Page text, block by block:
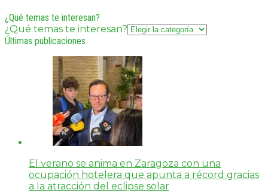
¿Qué temas te interesan?
¿Qué temas te interesan?
Últimas publicaciones
El verano se anima en Zaragoza con una
ocupación hotelera que apunta a récord gracias
a la atracción del eclipse solar